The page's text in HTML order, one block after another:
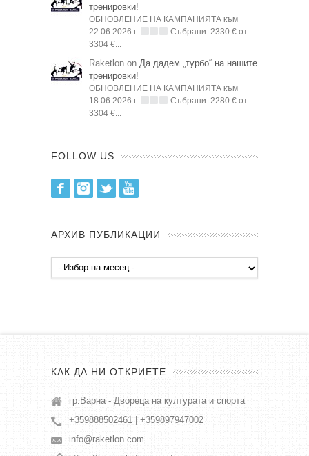
тренировки!
ОБНОВЛЕНИЕ НА КАМПАНИЯТА към
22.06.2026 г.
Събрани: 2330 € от
3304 €...
Raketlon on Да дадем „турбо“ на нашите
тренировки!
ОБНОВЛЕНИЕ НА КАМПАНИЯТА към
18.06.2026 г.
Събрани: 2280 € от
3304 €...
FOLLOW US
FacebookInstagram
Twitter
АРХИВ ПУБЛИКАЦИИ
Архив
публикации
КАК ДА НИ ОТКРИЕТЕ
гр.Варна - Двореца на културата и спорта
+359888502461 | +359897947002
info@raketlon.com